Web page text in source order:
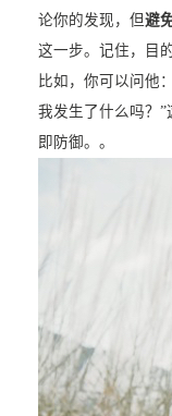
论你的发现，但避
这一步。记住，目
比如，你可以问他
我发生了什么吗？
即防御。。